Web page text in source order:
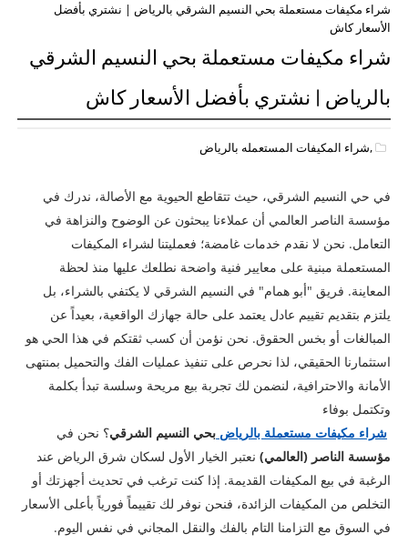
شراء مكيفات مستعملة بحي النسيم الشرقي بالرياض | نشتري بأفضل
الأسعار كاش
شراء مكيفات مستعملة بحي النسيم الشرقي
بالرياض | نشتري بأفضل الأسعار كاش
,شراء المكيفات المستعمله بالرياض
في حي النسيم الشرقي، حيث تتقاطع الحيوية مع الأصالة، ندرك في
مؤسسة الناصر العالمي أن عملاءنا يبحثون عن الوضوح والنزاهة في
التعامل. نحن لا نقدم خدمات غامضة؛ فعمليتنا لشراء المكيفات
المستعملة مبنية على معايير فنية واضحة نطلعك عليها منذ لحظة
المعاينة. فريق "أبو همام" في النسيم الشرقي لا يكتفي بالشراء، بل
يلتزم بتقديم تقييم عادل يعتمد على حالة جهازك الواقعية، بعيداً عن
المبالغات أو بخس الحقوق. نحن نؤمن أن كسب ثقتكم في هذا الحي هو
استثمارنا الحقيقي، لذا نحرص على تنفيذ عمليات الفك والتحميل بمنتهى
الأمانة والاحترافية، لنضمن لك تجربة بيع مريحة وسلسة تبدأ بكلمة
وتكتمل بوفاء
شراء مكيفات مستعملة بالرياض بحي النسيم الشرقي؟ نحن في
مؤسسة الناصر (العالمي)نعتبر الخيار الأول لسكان شرق الرياض عند
الرغبة في بيع المكيفات القديمة. إذا كنت ترغب في تحديث أجهزتك أو
التخلص من المكيفات الزائدة، فنحن نوفر لك تقييماً فورياً بأعلى الأسعار
في السوق مع التزامنا التام بالفك والنقل المجاني في نفس اليوم.